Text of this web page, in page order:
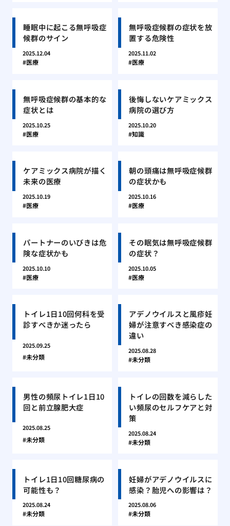
睡眠中に起こる無呼吸症
候群のサイン
2025.12.04
医療
無呼吸症候群の症状を放
置する危険性
2025.11.02
医療
無呼吸症候群の基本的な
症状とは
2025.10.25
医療
後悔しないケアミックス
病院の選び方
2025.10.20
知識
ケアミックス病院が描く
未来の医療
2025.10.19
医療
朝の頭痛は無呼吸症候群
の症状かも
2025.10.16
医療
パートナーのいびきは危
険な症状かも
2025.10.10
医療
その眠気は無呼吸症候群
の症状？
2025.10.05
医療
トイレ1日10回何科を受
診すべきか迷ったら
2025.09.25
未分類
アデノウイルスと風疹妊
婦が注意すべき感染症の
違い
2025.08.28
未分類
男性の頻尿トイレ1日10
回と前立腺肥大症
2025.08.25
未分類
トイレの回数を減らした
い頻尿のセルフケアと対
策
2025.08.24
未分類
トイレ1日10回糖尿病の
可能性も？
2025.08.24
未分類
妊婦がアデノウイルスに
感染？胎児への影響は？
2025.08.06
未分類